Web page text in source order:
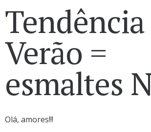
Tendência
Verão =
esmaltes
Olá, amores!!!